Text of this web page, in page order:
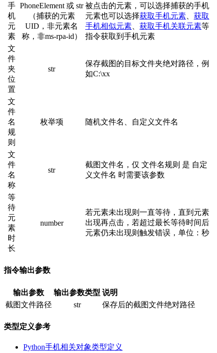
手
机
元
素
PhoneElement 或 str
（捕获的元素
UID，非元素名
称，非ms-rpa-id）
被点击的元素，可以选择捕获的手机
元素也可以选择获取手机元素
获取
手机相似元素
获取手机关联元素等
指令获取到手机元素
文
件
夹
位
置
str
保存截图的目标文件夹绝对路径，例
如C:\xx
文
件
名
规
则
枚举项 随机文件名、自定义文件名
文
件
名
称
str
截图文件名，仅 文件名规则 是 自定
义文件名 时需要该参数
等
待
元
素
时
长
number
若元素未出现则一直等待，直到元素
出现再点击，若超过最长等待时间后
元素仍未出现则触发错误，单位：秒
指令输出参数
输出参数 输出参数类型 说明
截图文件路径
str 保存后的截图文件绝对路径
类型定义参考
Python手机相关对象类型定义